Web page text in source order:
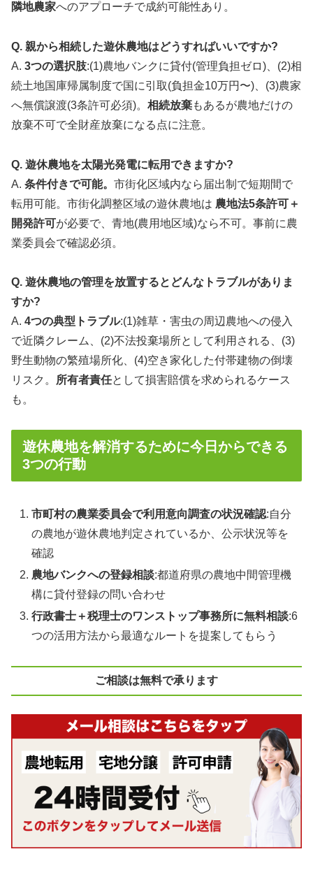
隣地農家へのアプローチで成約可能性あり。
Q. 親から相続した遊休農地はどうすればいいですか?
A. 3つの選択肢:(1)農地バンクに貸付(管理負担ゼロ)、(2)相
続土地国庫帰属制度で国に引取(負担金10万円〜)、(3)農家
へ無償譲渡(3条許可必須)。 相続放棄もあるが農地だけの
放棄不可で全財産放棄になる点に注意。
Q. 遊休農地を太陽光発電に転用できますか?
A. 条件付きで可能。 市街化区域内なら届出制で短期間で
転用可能。市街化調整区域の遊休農地は 農地法5条許可＋
開発許可が必要で、青地(農用地区域)なら不可。事前に農
業委員会で確認必須。
Q. 遊休農地の管理を放置するとどんなトラブルがありま
すか?
A. 4つの典型トラブル:(1)雑草・害虫の周辺農地への侵入
で近隣クレーム、(2)不法投棄場所として利用される、(3)
野生動物の繁殖場所化、(4)空き家化した付帯建物の倒壊
リスク。 所有者責任として損害賠償を求められるケース
も。
遊休農地を解消するために今日からできる
3つの行動
市町村の農業委員会で利用意向調査の状況確認:自分
の農地が遊休農地判定されているか、公示状況等を
確認
農地バンクへの登録相談:都道府県の農地中間管理機
構に貸付登録の問い合わせ
行政書士＋税理士のワンストップ事務所に無料相談:6
つの活用方法から最適なルートを提案してもらう
ご相談は無料で承ります